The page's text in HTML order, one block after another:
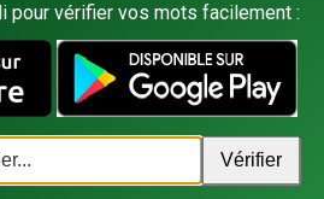
pour vérifier vos mots facilement :